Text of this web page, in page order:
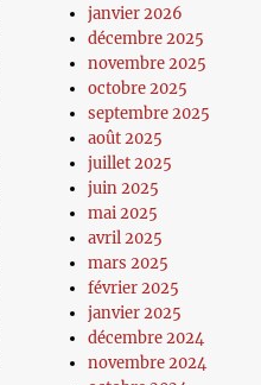
janvier 2026
décembre 2025
novembre 2025
octobre 2025
septembre 2025
août 2025
juillet 2025
juin 2025
mai 2025
avril 2025
mars 2025
février 2025
janvier 2025
décembre 2024
novembre 2024